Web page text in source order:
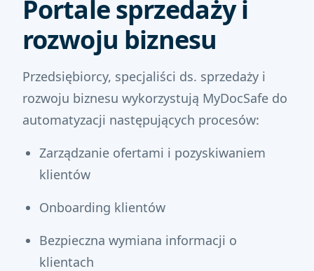
Portale sprzedaży i
rozwoju biznesu
Przedsiębiorcy, specjaliści ds. sprzedaży i
rozwoju biznesu wykorzystują MyDocSafe do
automatyzacji następujących procesów:
Zarządzanie ofertami i pozyskiwaniem
klientów
Onboarding klientów
Bezpieczna wymiana informacji o
klientach